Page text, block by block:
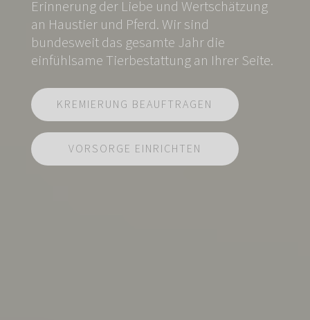
Erinnerung der Liebe und Wertschätzung
an Haustier und Pferd. Wir sind
bundesweit das gesamte Jahr die
einfühlsame Tierbestattung an Ihrer Seite.
KREMIERUNG BEAUFTRAGEN
VORSORGE EINRICHTEN